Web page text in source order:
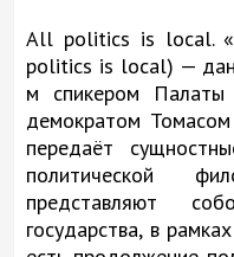
All politics is local.
politics is local) —
м спикером Палаты
демократом
передаёт
политической
представляют
государства, в